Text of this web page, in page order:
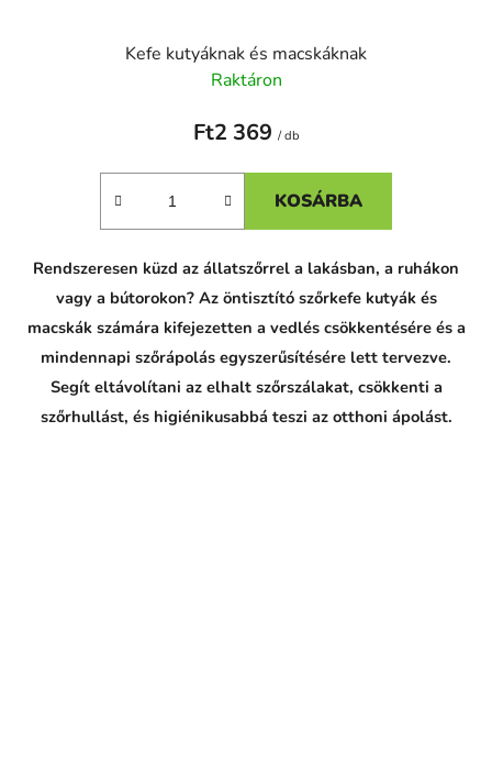
Kefe kutyáknak és macskáknak
Raktáron
Ft2 369 / db
KOSÁRBA
Rendszeresen küzd az állatszőrrel a lakásban, a ruhákon
vagy a bútorokon? Az öntisztító szőrkefe kutyák és
macskák számára kifejezetten a vedlés csökkentésére és a
mindennapi szőrápolás egyszerűsítésére lett tervezve.
Segít eltávolítani az elhalt szőrszálakat, csökkenti a
szőrhullást, és higiénikusabbá teszi az otthoni ápolást.